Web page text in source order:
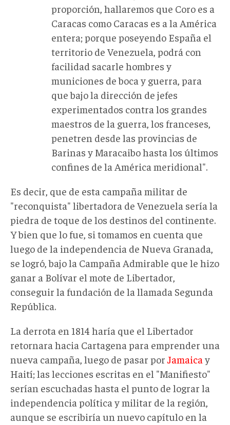
proporción, hallaremos que Coro es a
Caracas como Caracas es a la América
entera; porque poseyendo España el
territorio de Venezuela, podrá con
facilidad sacarle hombres y
municiones de boca y guerra, para
que bajo la dirección de jefes
experimentados contra los grandes
maestros de la guerra, los franceses,
penetren desde las provincias de
Barinas y Maracaibo hasta los últimos
confines de la América meridional".
Es decir, que de esta campaña militar de
"reconquista" libertadora de Venezuela sería la
piedra de toque de los destinos del continente.
Y bien que lo fue, si tomamos en cuenta que
luego de la independencia de Nueva Granada,
se logró, bajo la Campaña Admirable que le hizo
ganar a Bolívar el mote de Libertador,
conseguir la fundación de la llamada Segunda
República.
La derrota en 1814 haría que el Libertador
retornara hacia Cartagena para emprender una
nueva campaña, luego de pasar por Jamaica y
Haití; las lecciones escritas en el "Manifiesto"
serían escuchadas hasta el punto de lograr la
independencia política y militar de la región,
aunque se escribiría un nuevo capítulo en la